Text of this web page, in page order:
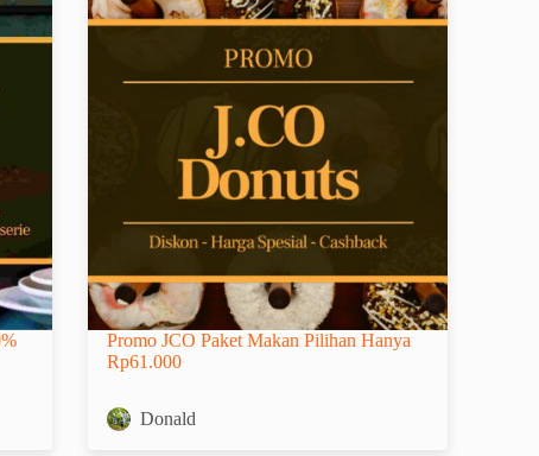
Promo JCO Paket Makan Pilihan Hanya
Rp61.000
Donald